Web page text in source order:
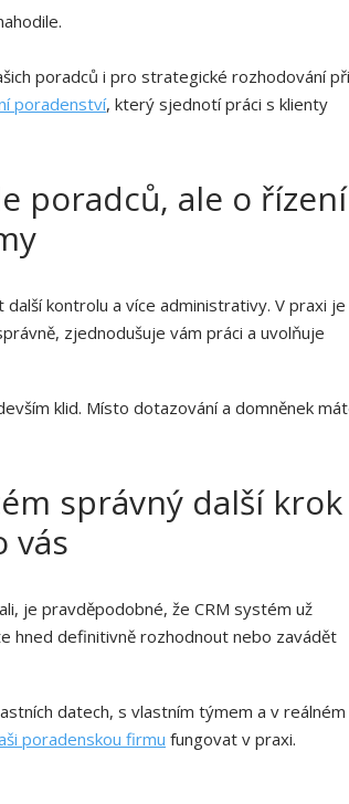
poradců i pro strategické rozhodování při
poradenství, který sjednotí práci s klienty
poradců, ale o řízení
kontrolu a více administrativy. V praxi je
zjednodušuje vám práci a uvolňuje
klid. Místo dotazování a domněnek
správný další krok
vás
je pravděpodobné, že CRM systém už
hned definitivně rozhodnout nebo zavádět
datech, s vlastním týmem a v reálném
poradenskou firmu fungovat v praxi.